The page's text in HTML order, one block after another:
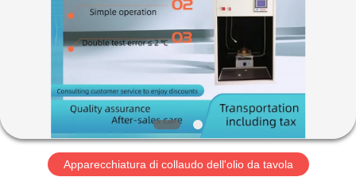
PRODOTTI
GIRO
DELLAApparecchiatura di collaudo dell'olio da tavola